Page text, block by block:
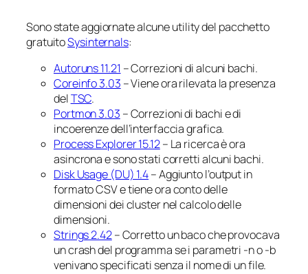
Sono state aggiornate alcune utility del pacchetto
gratuitoSysinternals:
Autoruns 11.21 – Correzioni di alcuni bachi.
Coreinfo 3.03 – Viene ora rilevata la presenza
delTSC.
Portmon 3.03 – Correzioni di bachi e di
incoerenze dell’interfaccia grafica.
Process Explorer 15.12– La ricerca è ora
asincrona e sono stati corretti alcuni bachi.
Disk Usage (DU) 1.4– Aggiunto l’output in
formato CSV e tiene ora conto delle
dimensioni dei cluster nel calcolo delle
dimensioni.
Strings 2.42– Corretto un baco che provocava
un crash del programma se i parametri -n o -b
venivano specificati senza il nome di un file.